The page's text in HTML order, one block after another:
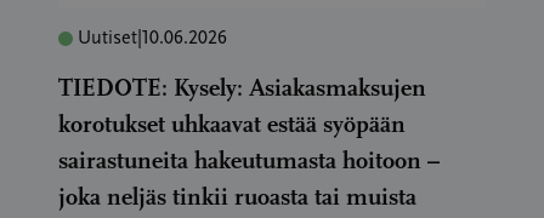
Uutiset 10.06.2026
TIEDOTE: Kysely: Asiakasmaksujen
korotukset uhkaavat estää syöpään
sairastuneita hakeutumasta hoitoon –
joka neljäs tinkii ruoasta tai muista